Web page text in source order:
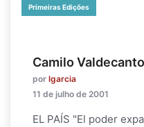
Primeiras Edições
Camilo
por lgarcia
11 de julho de 2001
EL PAÍS "El poder